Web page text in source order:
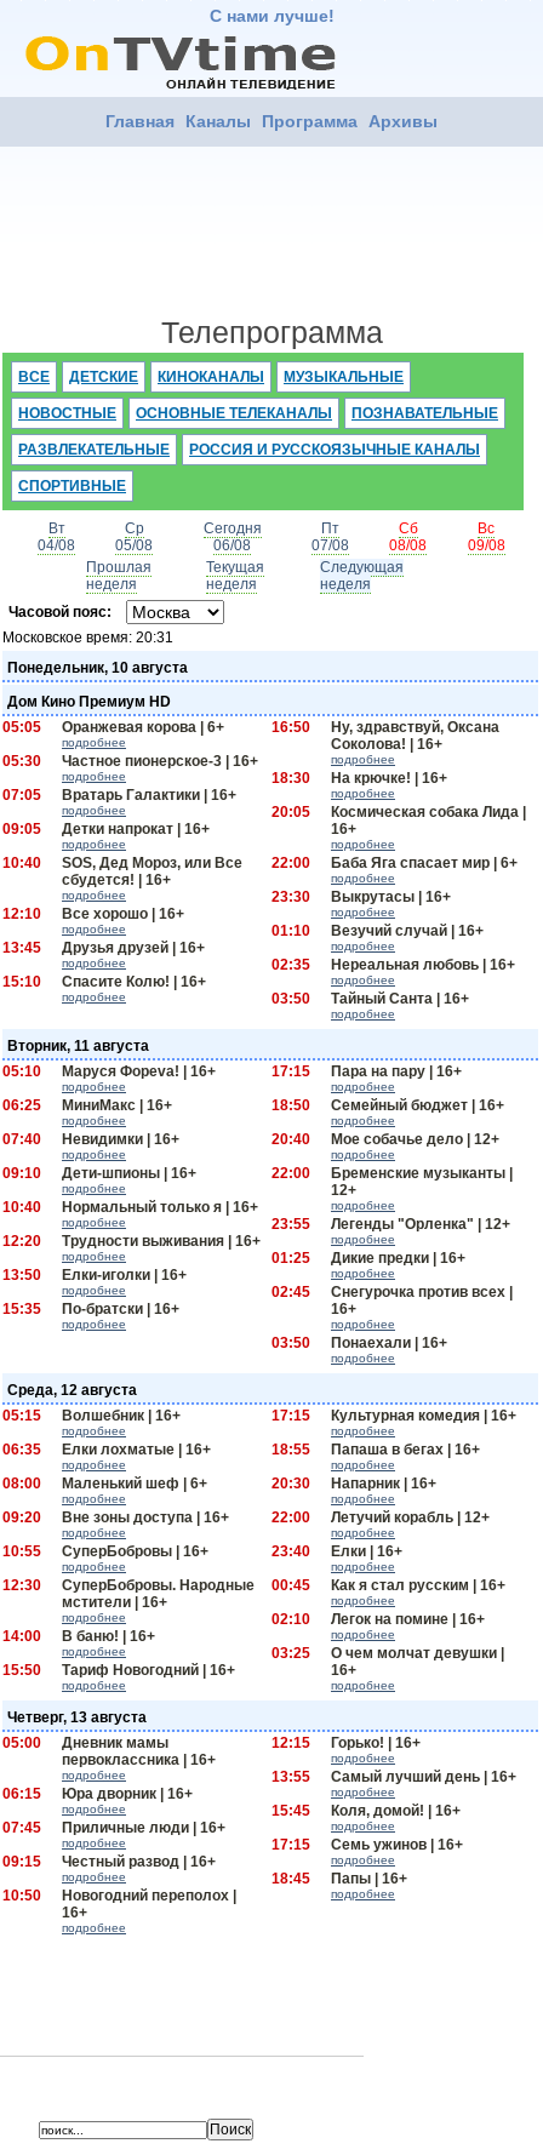
С нами лучше!
Главная Каналы Программа Архивы
Телепрограмма
ВСЕ ДЕТСКИЕ КИНОКАНАЛЫ МУЗЫКАЛЬНЫЕ
НОВОСТНЫЕ ОСНОВНЫЕ ТЕЛЕКАНАЛЫ ПОЗНАВАТЕЛЬНЫЕ
РАЗВЛЕКАТЕЛЬНЫЕ РОССИЯ И РУССКОЯЗЫЧНЫЕ КАНАЛЫ
СПОРТИВНЫЕ
Вт
04/08
Ср
05/08
Сегодня
06/08
Пт
07/08
Сб
08/08
Вс
09/08
Прошлая
неделя
Текущая
неделя
Следующая
неделя
Часовой пояс:
Московское время: 20:31
Понедельник, 10 августа
Дом Кино Премиум HD
05:05
Оранжевая корова | 6+
подробнее
05:30 Частное пионерское-3 | 16+
подробнее
07:05 Вратарь Галактики | 16+
подробнее
09:05 Детки напрокат | 16+
подробнее
10:40
SOS, Дед Мороз, или Все
сбудется! | 16+
подробнее
12:10 Все хорошо | 16+
подробнее
13:45 Друзья друзей | 16+
подробнее
15:10 Спасите Колю! | 16+
подробнее
16:50
Ну, здравствуй, Оксана
Соколова! | 16+
подробнее
18:30 На крючке! | 16+
подробнее
20:05
Космическая собака Лида |
16+
подробнее
22:00 Баба Яга спасает мир | 6+
подробнее
23:30 Выкрутасы | 16+
подробнее
01:10 Везучий случай | 16+
подробнее
02:35 Нереальная любовь | 16+
подробнее
03:50 Тайный Санта | 16+
подробнее
Вторник, 11 августа
05:10
Маруся Фоpeva! | 16+
подробнее
06:25 МиниМакс | 16+
подробнее
07:40 Невидимки | 16+
подробнее
09:10 Дети-шпионы | 16+
подробнее
10:40 Нормальный только я | 16+
подробнее
12:20 Трудности выживания | 16+
подробнее
13:50 Елки-иголки | 16+
подробнее
15:35 По-братски | 16+
подробнее
17:15 Пара на пару | 16+
подробнее
18:50 Семейный бюджет | 16+
подробнее
20:40 Мое собачье дело | 12+
подробнее
22:00
Бременские музыканты |
12+
подробнее
23:55 Легенды "Орленка" | 12+
подробнее
01:25 Дикие предки | 16+
подробнее
02:45
Снегурочка против всех |
16+
подробнее
03:50 Понаехали | 16+
подробнее
Среда, 12 августа
05:15
Волшебник | 16+
подробнее
06:35 Елки лохматые | 16+
подробнее
08:00 Маленький шеф | 6+
подробнее
09:20 Вне зоны доступа | 16+
подробнее
10:55 СуперБобровы | 16+
подробнее
12:30
СуперБобровы. Народные
мстители | 16+
подробнее
14:00 В баню! | 16+
подробнее
15:50 Тариф Новогодний | 16+
подробнее
17:15 Культурная комедия | 16+
подробнее
18:55 Папаша в бегах | 16+
подробнее
20:30 Напарник | 16+
подробнее
22:00 Летучий корабль | 12+
подробнее
23:40 Елки | 16+
подробнее
00:45 Как я стал русским | 16+
подробнее
02:10 Легок на помине | 16+
подробнее
03:25
О чем молчат девушки |
16+
подробнее
Четверг, 13 августа
05:00
Дневник мамы
первоклассника | 16+
подробнее
06:15 Юра дворник | 16+
подробнее
07:45 Приличные люди | 16+
подробнее
09:15 Честный развод | 16+
подробнее
10:50
Новогодний переполох |
16+
подробнее
12:15 Горько! | 16+
подробнее
13:55 Самый лучший день | 16+
подробнее
15:45 Коля, домой! | 16+
подробнее
17:15 Семь ужинов | 16+
подробнее
18:45 Папы | 16+
подробнее